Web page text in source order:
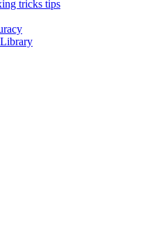
tricks tips